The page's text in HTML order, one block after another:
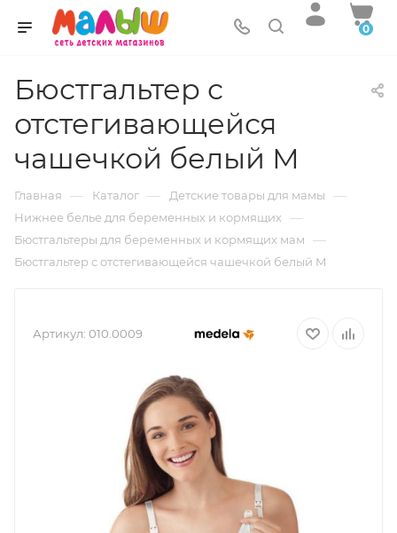
0
Бюстгальтер с
отстегивающейся
чашечкой белый М
Главная — Каталог — Детские товары для мамы —
Нижнее белье для беременных и кормящих —
Бюстгальтеры для беременных и кормящих мам —
Бюстгальтер с отстегивающейся чашечкой белый М
Артикул: 010.0009